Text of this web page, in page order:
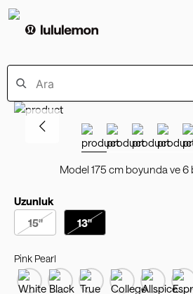
Model 175 cm boyunda ve 6
Uzunluk
15" 13"
Pink Pearl